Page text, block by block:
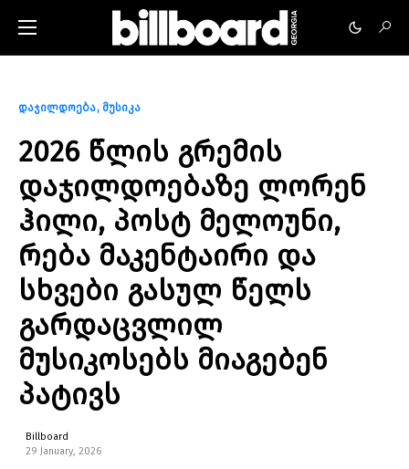
დაჯილდოება მუსიკა
2026 წლის გრემის
დაჯილდოებაზე ლორენ
ჰილი, პოსტ მელოუნი,
რება მაკენტაირი და
სხვები გასულ წელს
გარდაცვლილ
მუსიკოსებს მიაგებენ
პატივს
Billboard
29 January, 2026